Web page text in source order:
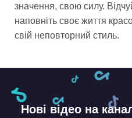
значення, свою силу.
наповніть своє життя
свій неповторний стиль.
Нові відео на